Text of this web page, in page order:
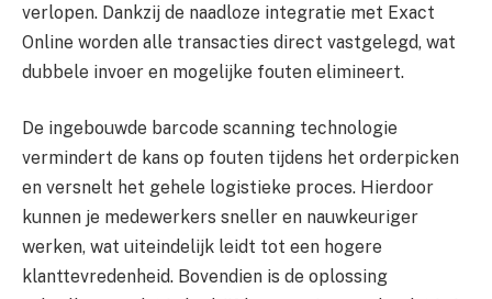
verlopen. Dankzij de naadloze integratie met Exact
Online worden alle transacties direct vastgelegd, wat
dubbele invoer en mogelijke fouten elimineert.
De ingebouwde barcode scanning technologie
vermindert de kans op fouten tijdens het orderpicken
en versnelt het gehele logistieke proces. Hierdoor
kunnen je medewerkers sneller en nauwkeuriger
werken, wat uiteindelijk leidt tot een hogere
klanttevredenheid. Bovendien is de oplossing